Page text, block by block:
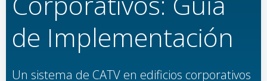
de Implementación
Un sistema de CATV en edificios corporativos